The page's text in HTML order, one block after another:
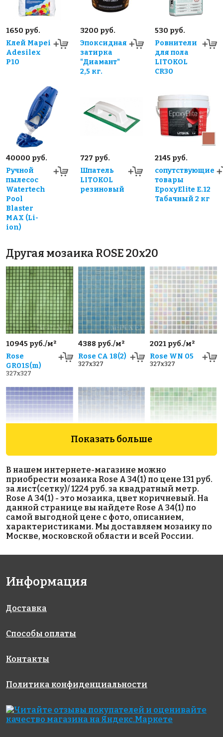
1650 руб.
Клей Mapei
Adesilex
P10
3200 руб.
Эпоксидная
затирка
"Диамант"
2,5 кг.
530 руб.
Ровнители
для пола
LITOKOL
CR30
40000 руб.
Ручной
пылесос
Watertech
Pool
Blaster
MAX (Li-
ion)
727 руб.
Шпатель
LITOKOL
резиновый
2145 руб.
сопутствующие
товары
EpoxyElite E.12
Табачный 2 кг
Другая мозаика ROSE 20x20
10945 руб./м²
Rose
GR01S(m)
327x327
4388 руб./м²
Rose CA 18(2)
327x327
2021 руб./м²
Rose WN 05
327x327
Rose A 161
327x327
Rose GA 13(1)
327x327
Rose GA 24(1)
327x327
2153 руб./м²
Rose WN 18
Rose GA
Rose GA 72(1)
327x327
Rose GA 11(1)
327x327
Rose A 93
327x327
Показать больше
В нашем интернете-магазине можно
приобрести мозаика Rose A 34(1) по цене 131 руб.
за лист(сетку)/ 1224 руб. за квадратный метр.
Rose A 34(1) - это мозаика, цвет коричневый. На
данной странице вы найдете Rose A 34(1) по
самой выгодной цене с фото, описанием,
характеристиками. Мы доставляем мозаику по
Москве, московской области и всей России.
Информация
Доставка
Способы оплаты
Контакты
Политика конфиденциальности